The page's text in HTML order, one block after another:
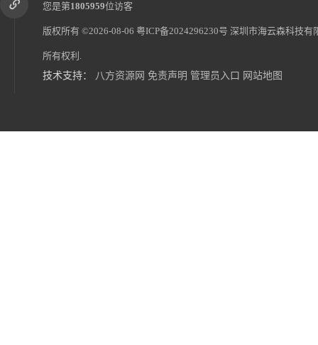
有铅锡膏63/37 无铅锡膏Sn99CU0.7Ag0.3 海云
您是第1805959位访客
版权所有 ©2026-08-06 粤ICP备2024296230号 深圳市海云森科技有
所有权利.
技术支持： 八方资源网 免责声明 管理员入口 网站地图